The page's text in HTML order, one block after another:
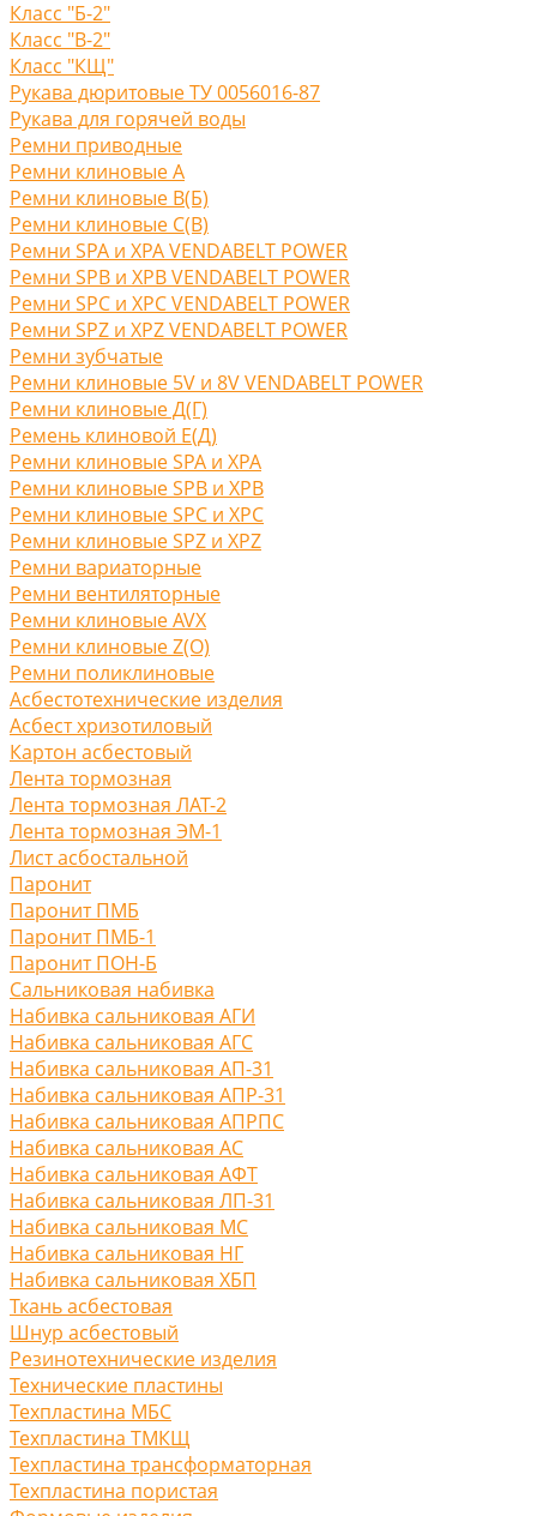
Класс "Б-2"
Класс "В-2"
Класс "КЩ"
Рукава дюритовые ТУ 0056016-87
Рукава для горячей воды
Ремни приводные
Ремни клиновые A
Ремни клиновые В(Б)
Ремни клиновые С(B)
Ремни SPA и XPA VENDABELT POWER
Ремни SPB и XPB VENDABELT POWER
Ремни SPC и XPC VENDABELT POWER
Ремни SPZ и XPZ VENDABELT POWER
Ремни зубчатые
Ремни клиновые 5V и 8V VENDABELT POWER
Ремни клиновые Д(Г)
Ремень клиновой Е(Д)
Ремни клиновые SPA и XPA
Ремни клиновые SPB и XPB
Ремни клиновые SPC и XPC
Ремни клиновые SPZ и XPZ
Ремни вариаторные
Ремни вентиляторные
Ремни клиновые AVX
Ремни клиновые Z(O)
Ремни поликлиновые
Асбестотехнические изделия
Асбест хризотиловый
Картон асбестовый
Лента тормозная
Лента тормозная ЛАТ-2
Лента тормозная ЭМ-1
Лист асбостальной
Паронит
Паронит ПМБ
Паронит ПМБ-1
Паронит ПОН-Б
Сальниковая набивка
Набивка сальниковая АГИ
Набивка сальниковая АГС
Набивка сальниковая АП-31
Набивка сальниковая АПР-31
Набивка сальниковая АПРПС
Набивка сальниковая АС
Набивка сальниковая АФТ
Набивка сальниковая ЛП-31
Набивка сальниковая МС
Набивка сальниковая НГ
Набивка сальниковая ХБП
Ткань асбестовая
Шнур асбестовый
Резинотехнические изделия
Технические пластины
Техпластина МБС
Техпластина ТМКЩ
Техпластина трансформаторная
Техпластина пористая